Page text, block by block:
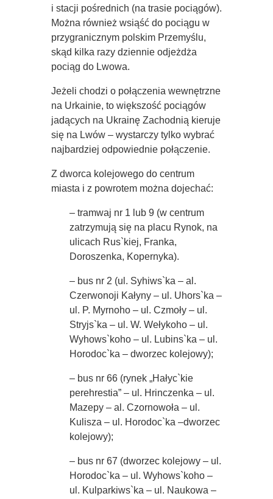
i stacji pośrednich (na trasie pociągów).
Można również wsiąść do pociągu w
przygranicznym polskim Przemyślu,
skąd kilka razy dziennie odjeżdża
pociąg do Lwowa.
Jeżeli chodzi o połączenia wewnętrzne
na Urkainie, to większość pociągów
jadących na Ukrainę Zachodnią kieruje
się na Lwów – wystarczy tylko wybrać
najbardziej odpowiednie połączenie.
Z dworca kolejowego do centrum
miasta i z powrotem można dojechać:
– tramwaj nr 1 lub 9 (w centrum
zatrzymują się na placu Rynok, na
ulicach Rus`kiej, Franka,
Doroszenka, Kopernyka).
– bus nr 2 (ul. Syhiws`ka – al.
Czerwonoji Kałyny – ul. Uhors`ka –
ul. P. Myrnoho – ul. Czmoły – ul.
Stryjs`ka – ul. W. Wełykoho – ul.
Wyhows`koho – ul. Lubins`ka – ul.
Horodoc`ka – dworzec kolejowy);
– bus nr 66 (rynek „Hałyc`kie
perehrestia” – ul. Hrinczenka – ul.
Mazepy – al. Czornowoła – ul.
Kulisza – ul. Horodoc`ka –dworzec
kolejowy);
– bus nr 67 (dworzec kolejowy – ul.
Horodoc`ka – ul. Wyhows`koho –
ul. Kulparkiws`ka – ul. Naukowa –